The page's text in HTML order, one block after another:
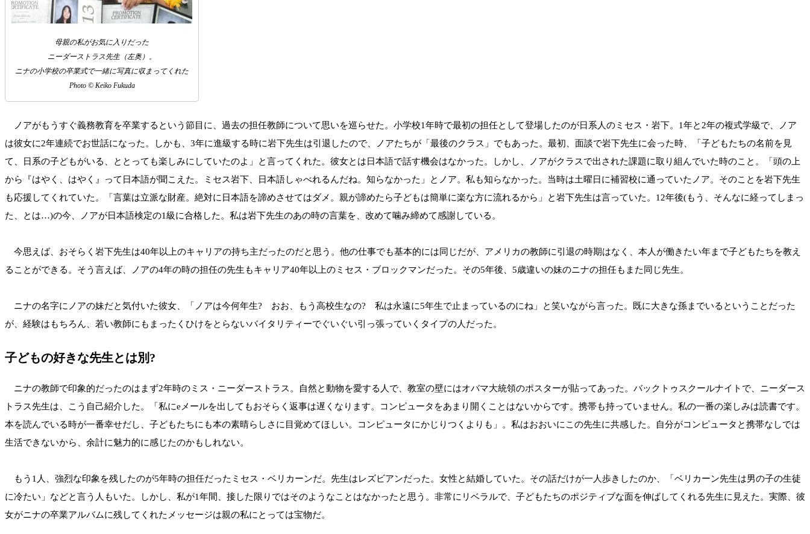
母親の私がお気に入りだった
ニーダーストラス先生（左奥）。
ニナの小学校の卒業式で一緒に写真に収まってくれた
Photo © Keiko Fukuda
ノアがもうすぐ義務教育を卒業するという節目に、過去の担任教師について思いを巡らせた。小学校1年時で最初の担任として登場したのが日系人のミセス・岩下。1年と2年の複式学級で、ノア
は彼女に2年連続でお世話になった。しかも、3年に進級する時に岩下先生は引退したので、ノアたちが「最後のクラス」でもあった。最初、面談で岩下先生に会った時、「子どもたちの名前を見
て、日系の子どもがいる、ととっても楽しみにしていたのよ」と言ってくれた。彼女とは日本語で話す機会はなかった。しかし、ノアがクラスで出された課題に取り組んでいた時のこと。「頭の上
から『はやく、はやく』って日本語が聞こえた。ミセス岩下、日本語しゃべれるんだね。知らなかった」とノア。私も知らなかった。当時は土曜日に補習校に通っていたノア。そのことを岩下先生
も応援してくれていた。「言葉は立派な財産。絶対に日本語を諦めさせてはダメ。親が諦めたら子どもは簡単に楽な方に流れるから」と岩下先生は言っていた。12年後(もう、そんなに経ってしまっ
た、とは…)の今、ノアが日本語検定の1級に合格した。私は岩下先生のあの時の言葉を、改めて噛み締めて感謝している。
今思えば、おそらく岩下先生は40年以上のキャリアの持ち主だったのだと思う。他の仕事でも基本的には同じだが、アメリカの教師に引退の時期はなく、本人が働きたい年まで子どもたちを教え
ることができる。そう言えば、ノアの4年の時の担任の先生もキャリア40年以上のミセス・ブロックマンだった。その5年後、5歳違いの妹のニナの担任もまた同じ先生。
ニナの名字にノアの妹だと気付いた彼女、「ノアは今何年生? おお、もう高校生なの? 私は永遠に5年生で止まっているのにね」と笑いながら言った。既に大きな孫までいるということだった
が、経験はもちろん、若い教師にもまったくひけをとらないバイタリティーでぐいぐい引っ張っていくタイプの人だった。
子どもの好きな先生とは別?
ニナの教師で印象的だったのはまず2年時のミス・ニーダーストラス。自然と動物を愛する人で、教室の壁にはオバマ大統領のポスターが貼ってあった。バックトゥスクールナイトで、ニーダース
トラス先生は、こう自己紹介した。「私にeメールを出してもおそらく返事は遅くなります。コンピュータをあまり開くことはないからです。携帯も持っていません。私の一番の楽しみは読書です。
本を読んでいる時が一番幸せだし、子どもたちにも本の素晴らしさに目覚めてほしい。コンピュータにかじりつくよりも」。私はおおいにこの先生に共感した。自分がコンピュータと携帯なしでは
生活できないから、余計に魅力的に感じたのかもしれない。
もう1人、強烈な印象を残したのが5年時の担任だったミセス・ベリカーンだ。先生はレズビアンだった。女性と結婚していた。その話だけが一人歩きしたのか、「ベリカーン先生は男の子の生徒
に冷たい」などと言う人もいた。しかし、私が1年間、接した限りではそのようなことはなかったと思う。非常にリベラルで、子どもたちのポジティブな面を伸ばしてくれる先生に見えた。実際、彼
女がニナの卒業アルバムに残してくれたメッセージは親の私にとっては宝物だ。